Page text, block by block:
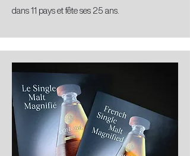
dans 11 pays et fête ses 25 ans.